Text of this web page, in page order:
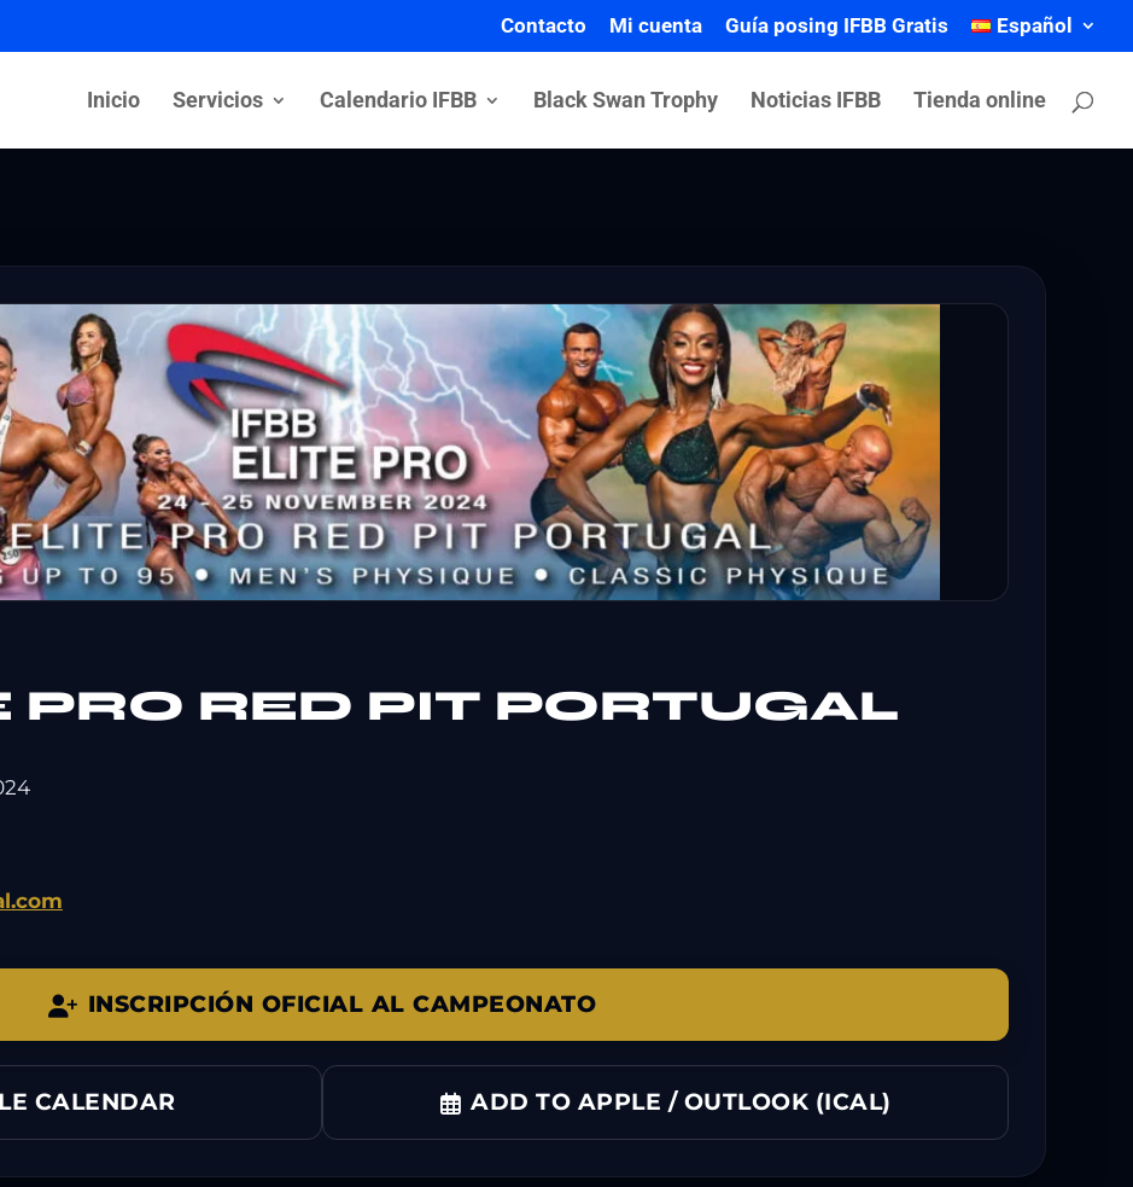
Contacto Mi cuenta Guía posing IFBB Gratis Español
Inicio Servicios Calendario IFBB Black Swan Trophy Noticias IFBB Tienda online
PRO RED PIT PORTUGAL
INSCRIPCIÓN OFICIAL AL CAMPEONATO
CALENDAR ADD TO APPLE / OUTLOOK (ICAL)